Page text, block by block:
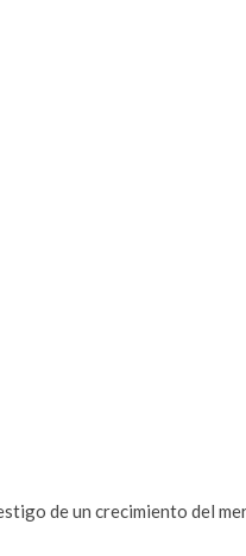
de un crecimiento del